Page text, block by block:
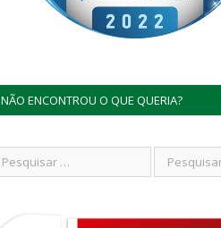
NÃO ENCONTROU O QUE QUERIA?